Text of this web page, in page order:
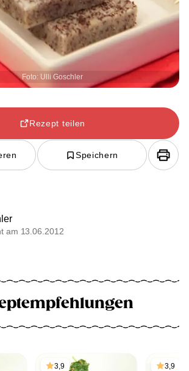
Foto: Ulli Goschler
Rezept teilen
Speichern
am 13.06.2012
3,9 3,9